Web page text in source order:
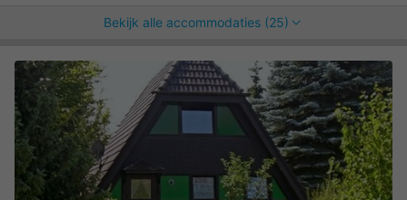
Bekijk alle accommodaties (25)